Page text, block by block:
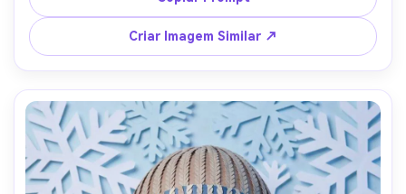
papel cartão, luz baixa aquecida, sombras longas, retrato
centralizado, textura rústica e artesanal, lente 85mm,
pouca profundidade de campo --ar 4:5
Criar Imagem Similar ↗